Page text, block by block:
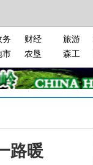
务
财经
市
农垦
旅游
森工
路暖